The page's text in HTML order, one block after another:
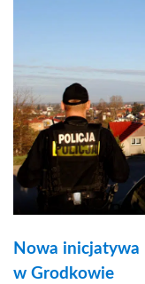
Nowa inicjatywa
w Grodkowie